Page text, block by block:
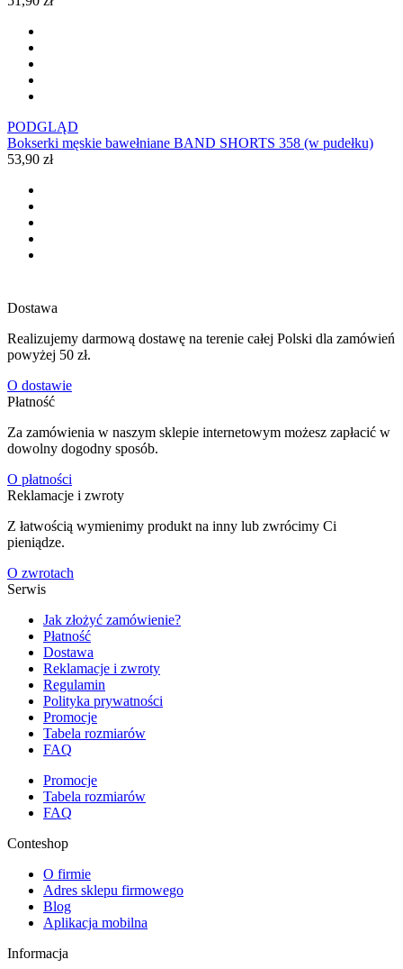
PODGLĄD
Bokserki męskie bawełniane BAND SHORTS 358 (w pudełku)
53,90 zł
Dostawa
Realizujemy darmową dostawę na terenie całej Polski dla zamówień
powyżej 50 zł.
O dostawie
Płatność
Za zamówienia w naszym sklepie internetowym możesz zapłacić w
dowolny dogodny sposób.
O płatności
Reklamacje i zwroty
Z łatwością wymienimy produkt na inny lub zwrócimy Ci
pieniądze.
O zwrotach
Serwis
Jak złożyć zamówienie?
Płatność
Dostawa
Reklamacje i zwroty
Regulamin
Polityka prywatności
Promocje
Tabela rozmiarów
FAQ
Promocje
Tabela rozmiarów
FAQ
Conteshop
O firmie
Adres sklepu firmowego
Blog
Aplikacja mobilna
Informacja